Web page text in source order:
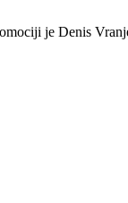
je Denis